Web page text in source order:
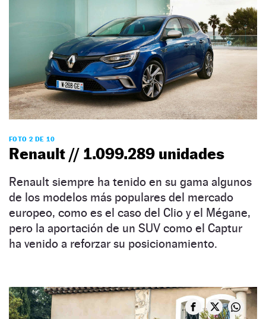
FOTO 2 DE 10
Renault // 1.099.289 unidades
Renault siempre ha tenido en su gama algunos
de los modelos más populares del mercado
europeo, como es el caso del Clio y el Mégane,
pero la aportación de un SUV como el Captur
ha venido a reforzar su posicionamiento.